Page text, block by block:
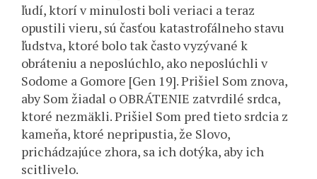
ľudí, ktorí v minulosti boli veriaci a teraz
opustili vieru, sú časťou katastrofálneho stavu
ľudstva, ktoré bolo tak často vyzývané k
obráteniu a neposlúchlo, ako neposlúchli v
Sodome a Gomore [Gen 19]. Prišiel Som znova,
aby Som žiadal o OBRÁTENIE zatvrdilé srdca,
ktoré nezmäkli. Prišiel Som pred tieto srdcia z
kameňa, ktoré nepripustia, že Slovo,
prichádzajúce zhora, sa ich dotýka, aby ich
scitlivelo.